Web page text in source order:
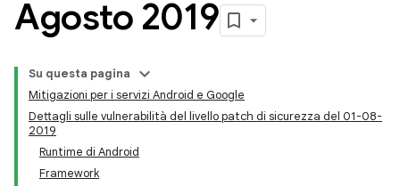
Agosto 2019
Su questa pagina
Mitigazioni per i servizi Android e Google
Dettagli sulle vulnerabilità del livello patch di sicurezza del 01-08-
2019
Runtime di Android
Framework